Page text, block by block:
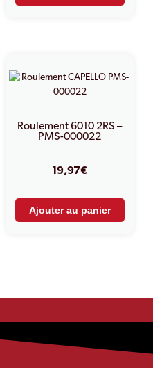
Roulement 6010 2RS –
PMS-000022
19,97€
Ajouter au panier